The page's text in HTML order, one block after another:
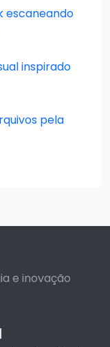
escaneando
inspirado
pela
e inovação